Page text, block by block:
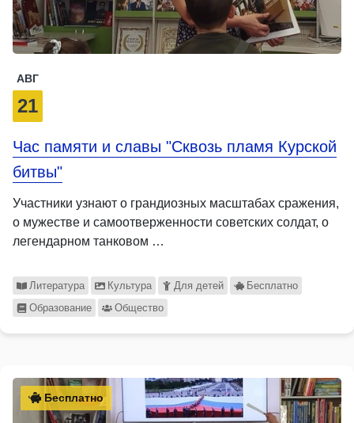
АВГ
21
Час памяти и славы "Сквозь пламя Курской
битвы"
Участники узнают о грандиозных масштабах сражения,
о мужестве и самоотверженности советских солдат, о
легендарном танковом …
Литература Культура Для детей
Бесплатно
Образование
Общество
Бесплатно